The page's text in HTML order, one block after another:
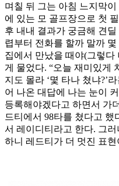
며칠 뒤 그는 아침 느지막
에 있는 모 골프장으로 첫
후 내내 결과가 궁금해 견
렵부터 전화를 할까 말까
집에서 만났을 때야(그렇다
게 물었다. “오늘 재미있게
지도 몰라 ‘몇 타나 쳤냐?’
어 나온 대답에 나는 눈이
등록해야겠다고 하면서 가
드티에서 98타를 쳤다고 했
서 레이디티라고 한다. 그
하니 레드티가 더 멋진 표현